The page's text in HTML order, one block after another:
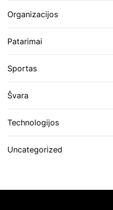
Organizacijos
Patarimai
Sportas
Švara
Technologijos
Uncategorized